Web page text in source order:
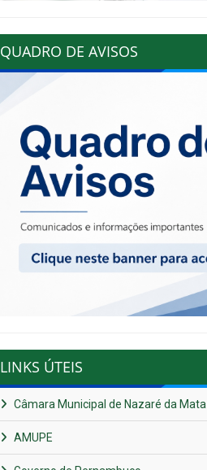
QUADRO DE AVISOS
LINKS ÚTEIS
Câmara Municipal de Nazaré da Mata
AMUPE